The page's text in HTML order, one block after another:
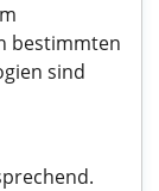
bestimmten
sind